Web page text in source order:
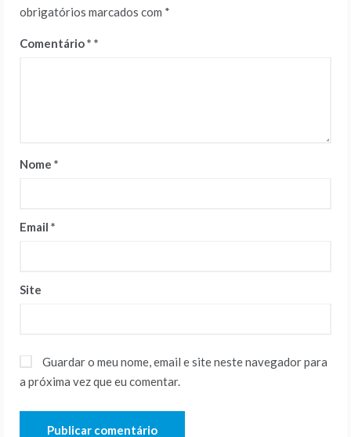
obrigatórios marcados com *
Comentário*
Nome *
Email *
Site
Guardar o meu nome, email e site neste navegador para
a próxima vez que eu comentar.